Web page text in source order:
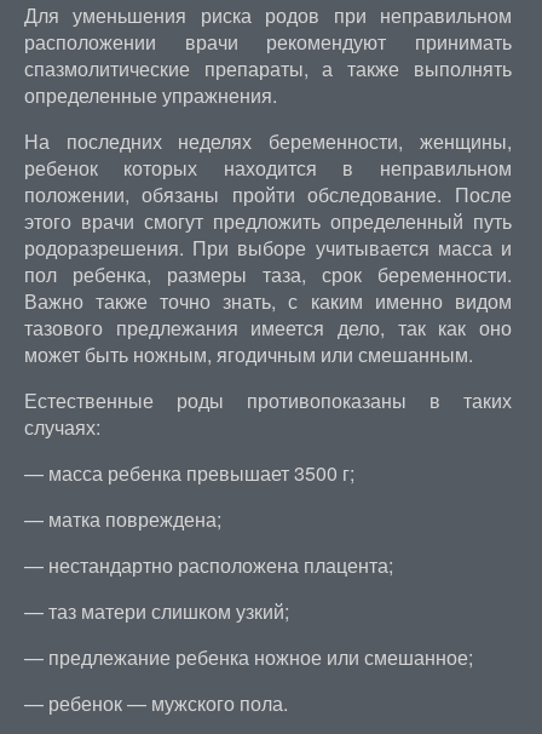
Для уменьшения риска родов при неправильном
расположении врачи рекомендуют принимать
спазмолитические препараты, а также выполнять
определенные упражнения.
На последних неделях беременности, женщины,
ребенок которых находится в неправильном
положении, обязаны пройти обследование. После
этого врачи смогут предложить определенный путь
родоразрешения. При выборе учитывается масса и
пол ребенка, размеры таза, срок беременности.
Важно также точно знать, с каким именно видом
тазового предлежания имеется дело, так как оно
может быть ножным, ягодичным или смешанным.
Естественные роды противопоказаны в таких
случаях:
— масса ребенка превышает 3500 г;
— матка повреждена;
— нестандартно расположена плацента;
— таз матери слишком узкий;
— предлежание ребенка ножное или смешанное;
— ребенок — мужского пола.